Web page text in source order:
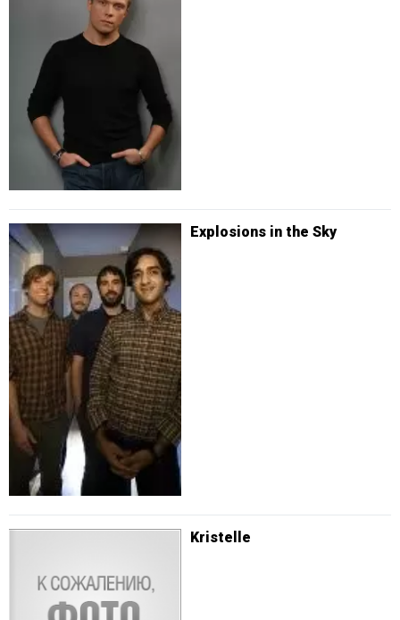
Explosions in the Sky
Kristelle